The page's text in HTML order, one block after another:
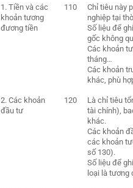
1. Tiền và các
khoản tương
đương tiền
110
Chỉ tiêu này
nghiệp tại
Số liệu để
gốc không
Các khoản
tháng…
Các khoản
khác, phù
2. Các khoản
đầu tư
120
Là chỉ tiêu
tài chính),
khác.
Các khoản
các khoản
số 130).
Số liệu để
loại là tương